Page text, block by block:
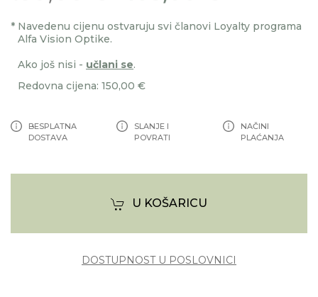
* Navedenu cijenu ostvaruju svi članovi Loyalty programa
Alfa Vision Optike.
Ako još nisi - učlani se.
Redovna cijena: 150,00 €
BESPLATNA
DOSTAVA
SLANJE I
POVRATI
NAČINI
PLAĆANJA
U KOŠARICU
DOSTUPNOST U POSLOVNICI